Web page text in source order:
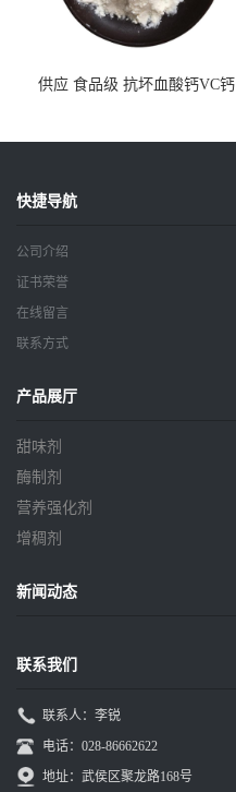
供应 食品级 抗坏血酸钙VC钙
快捷导航
公司介绍
证书荣誉
在线留言
联系方式
产品展厅
甜味剂
酶制剂
营养强化剂
增稠剂
新闻动态
联系我们
联系人：李锐
电话：028-86662622
地址：武侯区聚龙路168号